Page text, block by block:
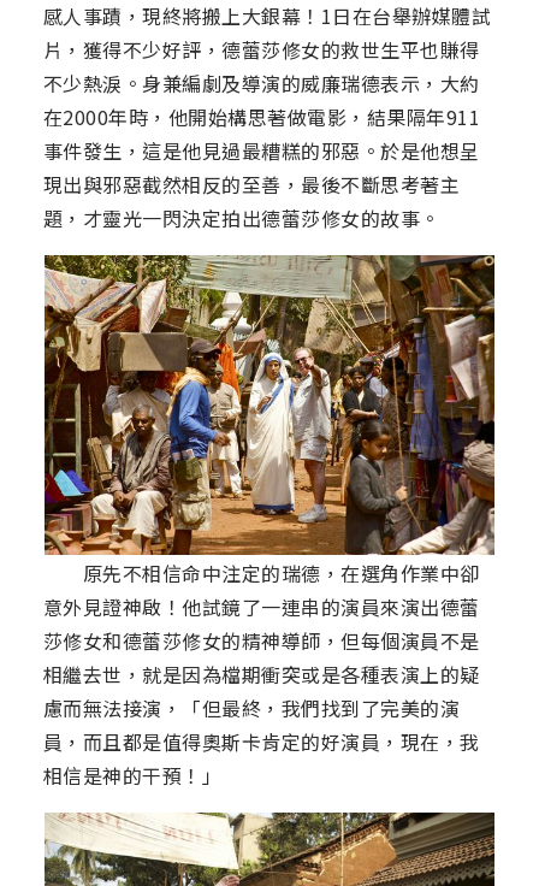
感人事蹟，現終將搬上大銀幕！1日在台舉辦媒體試
片，獲得不少好評，德蕾莎修女的救世生平也賺得
不少熱淚。身兼編劇及導演的威廉瑞德表示，大約
在2000年時，他開始構思著做電影，結果隔年911
事件發生，這是他見過最糟糕的邪惡。於是他想呈
現出與邪惡截然相反的至善，最後不斷思考著主
題，才靈光一閃決定拍出德蕾莎修女的故事。
原先不相信命中注定的瑞德，在選角作業中卻
意外見證神啟！他試鏡了一連串的演員來演出德蕾
莎修女和德蕾莎修女的精神導師，但每個演員不是
相繼去世，就是因為檔期衝突或是各種表演上的疑
慮而無法接演，「但最終，我們找到了完美的演
員，而且都是值得奧斯卡肯定的好演員，現在，我
相信是神的干預！」